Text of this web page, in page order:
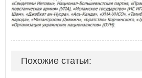
Похожие статьи: